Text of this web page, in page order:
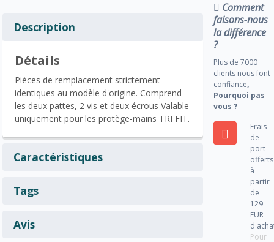
Description
Détails
Pièces de remplacement strictement
identiques au modèle d'origine. Comprend
les deux pattes, 2 vis et deux écrous Valable
uniquement pour les protège-mains TRI FIT.
Caractéristiques
Tags
Avis
Comment
faisons-nous
la différence
?
Plus de 7000
clients nous font
confiance,
Pourquoi pas
vous ?
Frais
de
port
offerts
à
partir
de
129
EUR
Pour